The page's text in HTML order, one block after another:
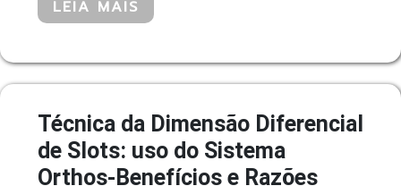
LEIA MAIS
Técnica da Dimensão Diferencial
de Slots: uso do Sistema
Orthos-Benefícios e Razões